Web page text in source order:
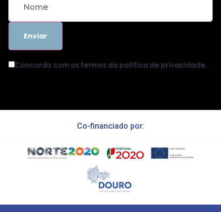
Concordo com os termos da política de privacidade.
Co-financiado por: